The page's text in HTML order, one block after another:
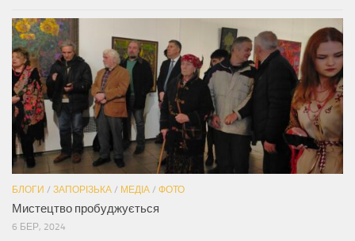
БЛОГИ / ЗАПОРІЗЬКА / МЕДІА / ФОТО
Мистецтво пробуджується
6 БЕР, 2024